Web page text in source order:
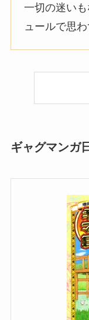
一切の迷い
ュールで思
ギャグマンガ